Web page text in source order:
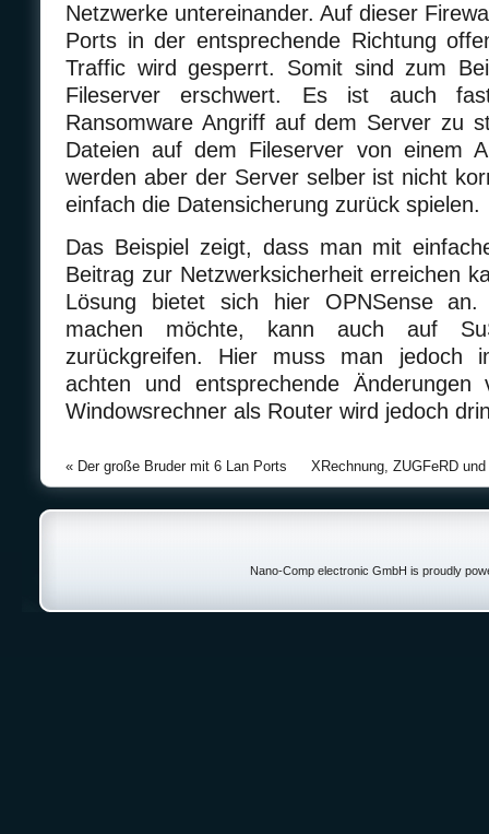
Netzwerke untereinander. Auf dieser
Ports in der entsprechende Richtung
Traffic wird gesperrt. Somit sind zum
Fileserver erschwert. Es ist auch
Ransomware Angriff auf dem Server zu
Dateien auf dem Fileserver von einem
werden aber der Server selber ist nicht
einfach die Datensicherung zurück spielen.
Das Beispiel zeigt, dass man mit
Beitrag zur Netzwerksicherheit erreichen
Lösung bietet sich hier OPNSense
machen möchte, kann auch auf
zurückgreifen. Hier muss man jedoch
achten und entsprechende Änderungen
Windowsrechner als Router wird jedoch
« Der große Bruder mit 6 Lan Ports XRechnung, ZUGFeRD
Nano-Comp electronic GmbH is proudly